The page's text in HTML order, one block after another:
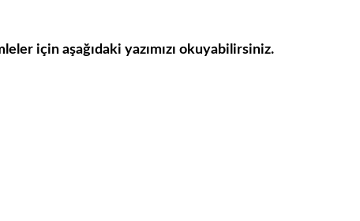
için aşağıdaki yazımızı okuyabilirsiniz.